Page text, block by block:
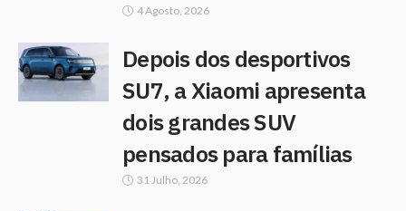
4 Agosto, 2026
Depois dos desportivos
SU7, a Xiaomi apresenta
dois grandes SUV
pensados para famílias
31 Julho, 2026